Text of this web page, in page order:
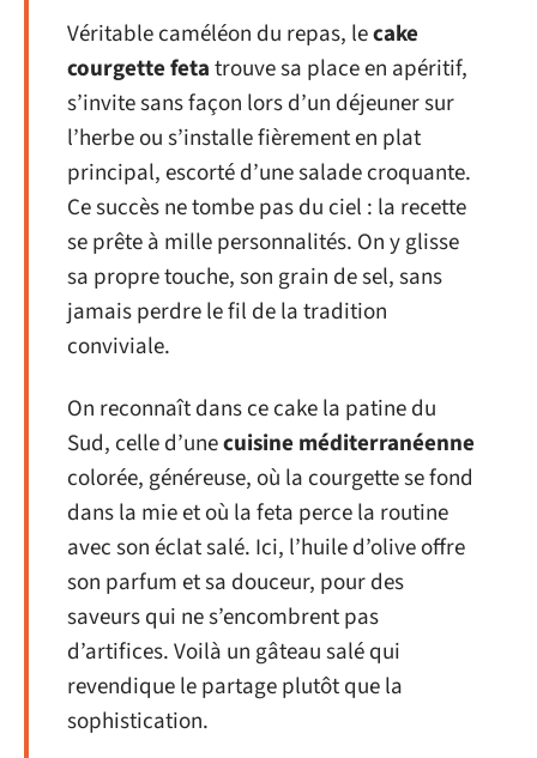
Véritable caméléon du repas, lecake
courgette fetatrouve sa place en apéritif,
s’invite sans façon lors d’un déjeuner sur
l’herbe ou s’installe fièrement en plat
principal, escorté d’une salade croquante.
Ce succès ne tombe pas du ciel : la recette
se prête à mille personnalités. On y glisse
sa propre touche, son grain de sel, sans
jamais perdre le fil de la tradition
conviviale.
On reconnaît dans ce cake la patine du
Sud, celle d’unecuisine méditerranéenne
colorée, généreuse, où la courgette se fond
dans la mie et où la feta perce la routine
avec son éclat salé. Ici, l’huile d’olive offre
son parfum et sa douceur, pour des
saveurs qui ne s’encombrent pas
d’artifices. Voilà un gâteau salé qui
revendique le partage plutôt que la
sophistication.